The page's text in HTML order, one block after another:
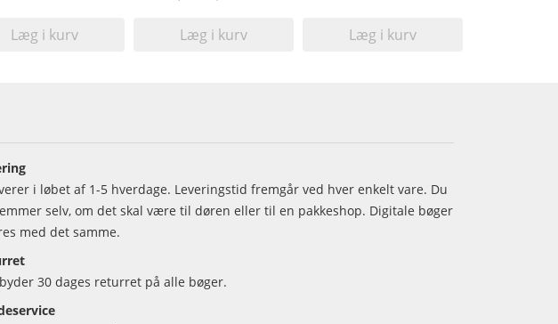
Læg i kurv Læg i kurv Læg i kurv
i løbet af 1-5 hverdage. Leveringstid fremgår ved hver enkelt vare. Du
selv, om det skal være til døren eller til en pakkeshop. Digitale bøger
med det samme.
30 dages returret på alle bøger.